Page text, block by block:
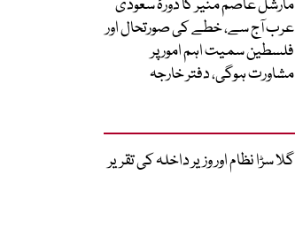
مارشل عاصم منیر کا دورۂ سعودی
عرب آج سے، خطے کی صورتحال اور
فلسطین سمیت اہم امور پر
مشاورت ہوگی، دفتر خارجہ
گلا سڑا نظام اور وزیر داخلہ کی تقریر